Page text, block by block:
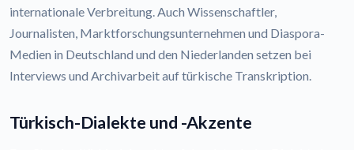
internationale Verbreitung. Auch Wissenschaftler,
Journalisten, Marktforschungsunternehmen und Diaspora-
Medien in Deutschland und den Niederlanden setzen bei
Interviews und Archivarbeit auf türkische Transkription.
Türkisch-Dialekte und -Akzente